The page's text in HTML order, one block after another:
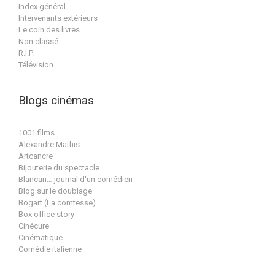
Index général
Intervenants extérieurs
Le coin des livres
Non classé
R.I.P.
Télévision
Blogs cinémas
1001 films
Alexandre Mathis
Artcancre
Bijouterie du spectacle
Blancan… journal d'un comédien
Blog sur le doublage
Bogart (La comtesse)
Box office story
Cinécure
Cinématique
Comédie italienne